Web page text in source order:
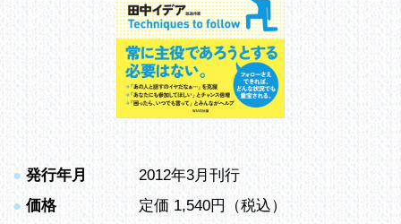
● 発行年月
2012年3月刊行
● 価格
定価 1,540円（税込）